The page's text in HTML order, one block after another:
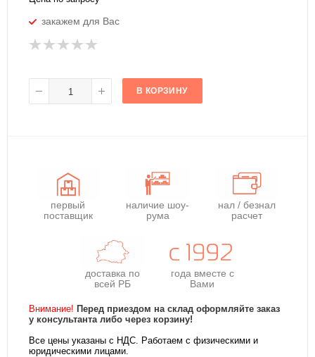
закажем для Вас
В КОРЗИНУ
первый
поставщик
наличие шоу-
рума
нал / безнал
расчет
доставка по
всей РБ
года вместе с
Вами
Внимание! Перед приездом на склад оформляйте заказ
у консультанта либо через корзину!
Все цены указаны с НДС. Работаем с физическими и
юридическими лицами.